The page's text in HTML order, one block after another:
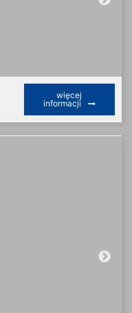
więcej
informacji